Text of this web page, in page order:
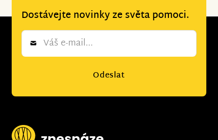
Dostávejte novinky ze světa pomoci.
Newsletter
Odeslat